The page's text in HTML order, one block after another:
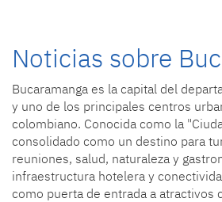
Noticias sobre
Bucaramanga es la capital del
y uno de los principales centros
colombiano. Conocida como la
consolidado como un destino para
reuniones, salud, naturaleza y
infraestructura hotelera y
como puerta de entrada a atractivos